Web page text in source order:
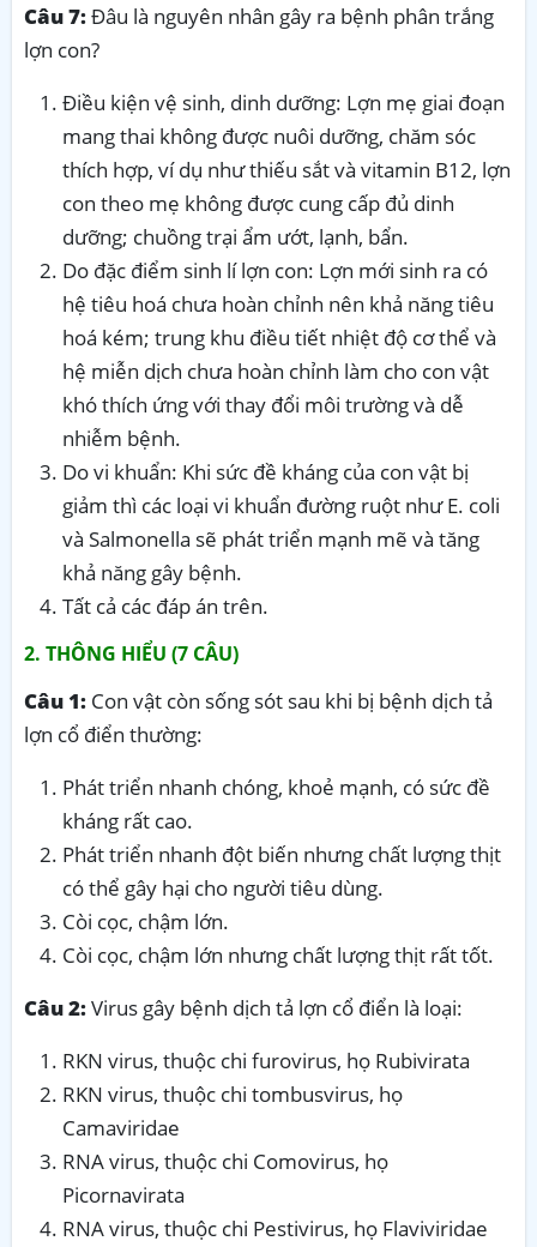
Câu 7:Đâu là nguyên nhân gây ra bệnh phân trắng
lợn con?
Điều kiện vệ sinh, dinh dưỡng: Lợn mẹ giai đoạn
mang thai không được nuôi dưỡng, chăm sóc
thích hợp, ví dụ như thiếu sắt và vitamin B12, lợn
con theo mẹ không được cung cấp đủ dinh
dưỡng; chuồng trại ẩm ướt, lạnh, bẩn.
Do đặc điểm sinh lí lợn con: Lợn mới sinh ra có
hệ tiêu hoá chưa hoàn chỉnh nên khả năng tiêu
hoá kém; trung khu điều tiết nhiệt độ cơ thể và
hệ miễn dịch chưa hoàn chỉnh làm cho con vật
khó thích ứng với thay đổi môi trường và dễ
nhiễm bệnh.
Do vi khuẩn: Khi sức đề kháng của con vật bị
giảm thì các loại vi khuẩn đường ruột như E. coli
và Salmonella sẽ phát triển mạnh mẽ và tăng
khả năng gây bệnh.
Tất cả các đáp án trên.
2. THÔNG HIỂU (7 CÂU)
Câu 1: Con vật còn sống sót sau khi bị bệnh dịch tả
lợn cổ điển thường:
Phát triển nhanh chóng, khoẻ mạnh, có sức đề
kháng rất cao.
Phát triển nhanh đột biến nhưng chất lượng thịt
có thể gây hại cho người tiêu dùng.
Còi cọc, chậm lớn.
Còi cọc, chậm lớn nhưng chất lượng thịt rất tốt.
Câu 2:Virus gây bệnh dịch tả lợn cổ điển là loại:
RKN virus, thuộc chi furovirus, họ Rubivirata
RKN virus, thuộc chi tombusvirus, họ
Camaviridae
RNA virus, thuộc chi Comovirus, họ
Picornavirata
RNA virus, thuộc chi Pestivirus, họ Flaviviridae